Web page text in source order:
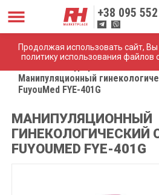
Продолжая использовать сайт,
политику использования файлов
+38 095
Манипуляционный
FuyouMed FYE-401G
МАНИПУЛЯЦИОННЫЙ
ГИНЕКОЛОГИЧЕСКИЙ
FUYOUMED FYE-401G